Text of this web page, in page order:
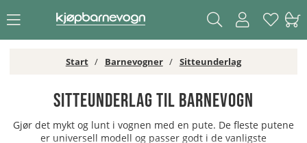
Start Barnevogner Sitteunderlag
Sitteunderlag til barnevogn
Gjør det mykt og lunt i vognen med en pute. De fleste putene
er universell modell og passer godt i de vanligste